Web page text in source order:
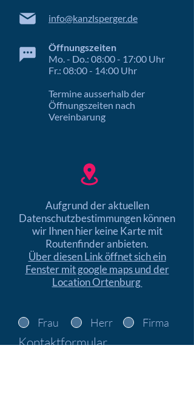
info@kanzlsperger.de
Öffnungszeiten
Mo. - Do.: 08:00 - 17:00 Uhr
Fr.: 08:00 - 14:00 Uhr
Termine ausserhalb der
Öffnungszeiten nach
Vereinbarung
Aufgrund der aktuellen
Datenschutzbestimmungen können
wir Ihnen hier keine Karte mit
Routenfinder anbieten.
Über diesen Link öffnet sich ein
Fenster mit google maps und der
Location Ortenburg
Frau Herr Firma
Kontaktformular